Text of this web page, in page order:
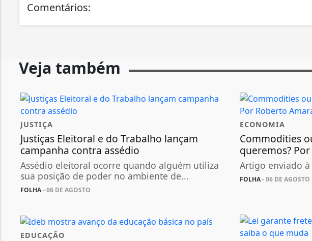
Comentários:
Veja também
JUSTIÇA
Justiças Eleitoral e do Trabalho lançam
campanha contra assédio
Assédio eleitoral ocorre quando alguém utiliza
sua posição de poder no ambiente de...
FOLHA- 06 DE AGOSTO
ECONOMIA
Commodities
queremos?
Artigo enviado à
FOLHA- 06 DE AGOSTO
EDUCAÇÃO